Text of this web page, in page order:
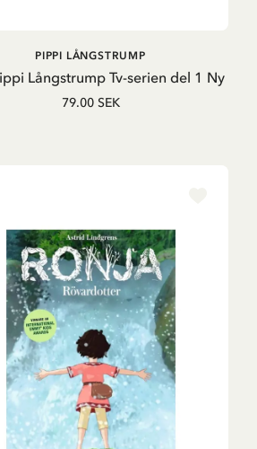
LÄGG I VARUKORG
Långstrump Tv-serien del 1 Ny
PIPPI LÅNGSTRUMP
79.00 SEK